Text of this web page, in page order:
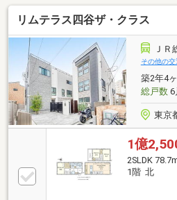
米のトランクルーム（所有
設株式会社施工・ホテルラ
ク～3駅3路線利用可～ 都
分 東京メトロ丸の内線「
東京メトロ南北線「四ツ谷
リムテラス四谷ザ・クラス
Ｊ
その他の交
築2年4
総戸数6
東京
1億
2SLDK
1階 北